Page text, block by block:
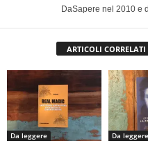
DaSapere nel 2010 e
ARTICOLI CORRELATI
Da leggere Da leggere